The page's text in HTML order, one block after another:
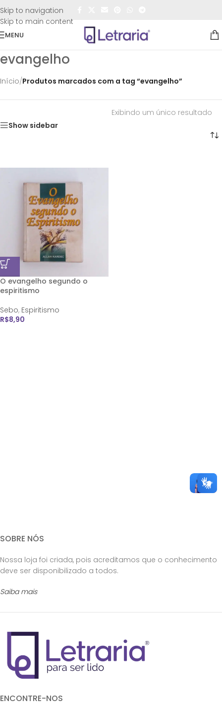
Skip to navigation
Skip to main content
FRETE GRÁTIS
MENU
evangelho
Início/Produtos marcados com a tag “evangelho”
Show sidebar
Exibindo um único resultado
O evangelho segundo o
espiritismo
Sebo, Espiritismo
R$8,90
SOBRE NÓS
Nossa loja foi criada, pois acreditamos que o conhecimento
deve ser disponibilizado a todos.
Saiba mais
ENCONTRE-NOS